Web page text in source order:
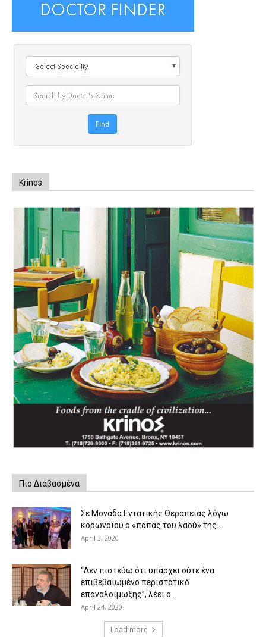
Krinos
Πιο Διαβασμένα
Σε Μονάδα Εντατικής Θεραπείας λόγω
κορωνοϊού ο «παπάς του λαού» της...
April 3, 2020
“Δεν πιστεύω ότι υπάρχει ούτε ένα
επιβεβαιωμένο περιστατικό
επαναλοίμωξης”, λέει ο...
April 24, 2020
Load more